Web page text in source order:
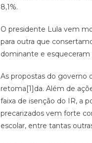
8,1%.
O presidente Lula vem
para outra que
dominante e esqueceram
As propostas do governo
retoma[1]da. Além de
faixa de isenção do IR, a
precarizados vem forte
escolar, entre tantas